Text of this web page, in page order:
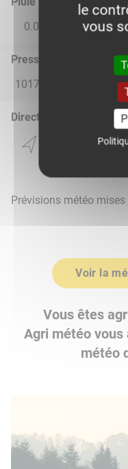
0.0
0.02 0.0
Pression
1017.0
Direction du vent
Prévisions météo
Voir la
Vous êtes
Agri météo vous
météo
le
vous